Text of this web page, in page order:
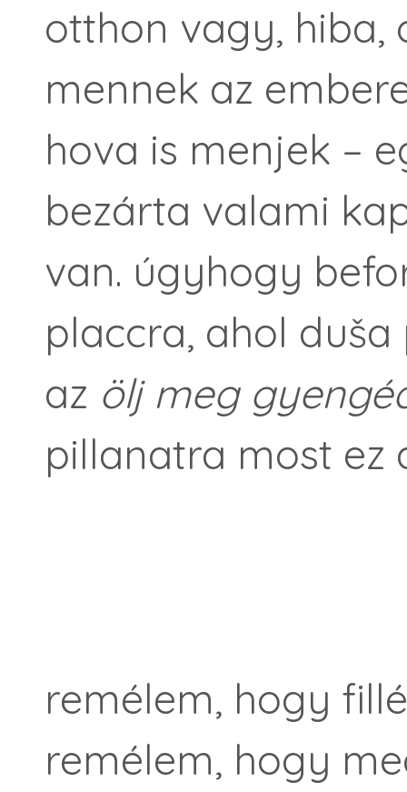
otthon vagy,
mennek az
hova is menjek –
bezárta valami
van. úgyhogy
placcra, ahol
az ölj meg
pillanatra most ez
remélem, hogy
remélem, hogy